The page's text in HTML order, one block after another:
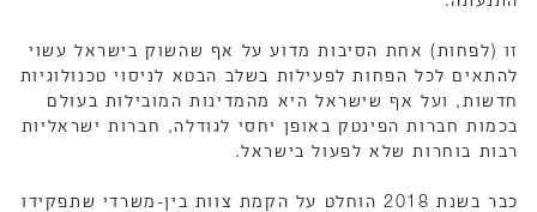
זו (לפחות) אחת הסיבות מדוע על אף שהשוק בישראל עשוי
להתאים לכל הפחות לפעילות בשלב הבטא לניסוי טכנולוגיות
חדשות, ועל אף שישראל היא מהמדינות המובילות בעולם
בכמות חברות הפינטק באופן יחסי לגודלה, חברות ישראליות
רבות בוחרות שלא לפעול בישראל.
כבר בשנת 2018 הוחלט על הקמת צוות בין-משרדי שתפקידו